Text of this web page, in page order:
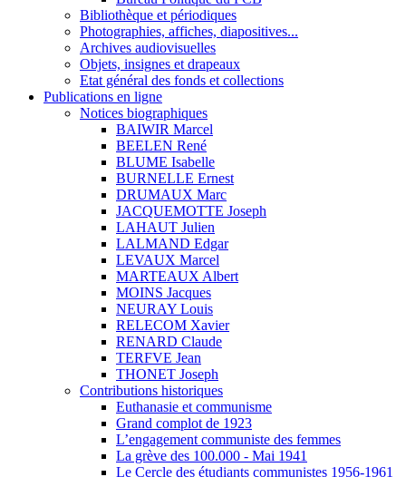
Bibliothèque et périodiques
Photographies, affiches, diapositives...
Archives audiovisuelles
Objets, insignes et drapeaux
Etat général des fonds et collections
Publications en ligne
Notices biographiques
BAIWIR Marcel
BEELEN René
BLUME Isabelle
BURNELLE Ernest
DRUMAUX Marc
JACQUEMOTTE Joseph
LAHAUT Julien
LALMAND Edgar
LEVAUX Marcel
MARTEAUX Albert
MOINS Jacques
NEURAY Louis
RELECOM Xavier
RENARD Claude
TERFVE Jean
THONET Joseph
Contributions historiques
Euthanasie et communisme
Grand complot de 1923
L’engagement communiste des femmes
La grève des 100.000 - Mai 1941
Le Cercle des étudiants communistes 1956-1961